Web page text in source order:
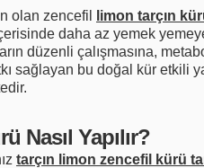
olan zencefil limon tarçın
daha az yemek
düzenli çalışmasına,
sağlayan bu doğal kür etkili
Nasıl Yapılır?
tarçın limon zencefil kürü